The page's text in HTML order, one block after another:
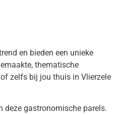
en bieden een unieke
thematische
zelfs bij jou thuis in Vlierzele
deze gastronomische parels.